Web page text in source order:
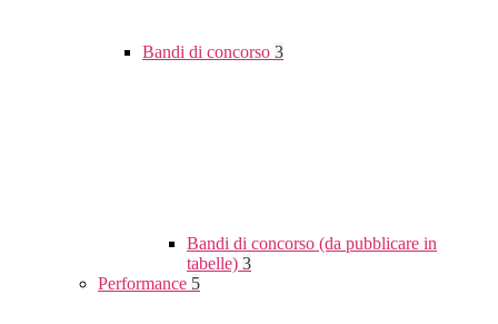
Bandi di concorso 3
Bandi di concorso (da pubblicare in
tabelle) 3
Performance 5